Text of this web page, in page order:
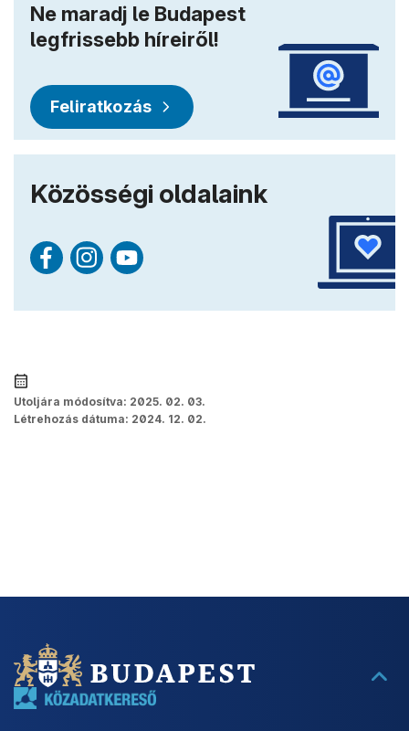
Ne maradj le Budapest
legfrissebb híreiről!
Feliratkozás
Közösségi oldalaink
Utoljára módosítva: 2025. 02. 03.
Létrehozás dátuma: 2024. 12. 02.